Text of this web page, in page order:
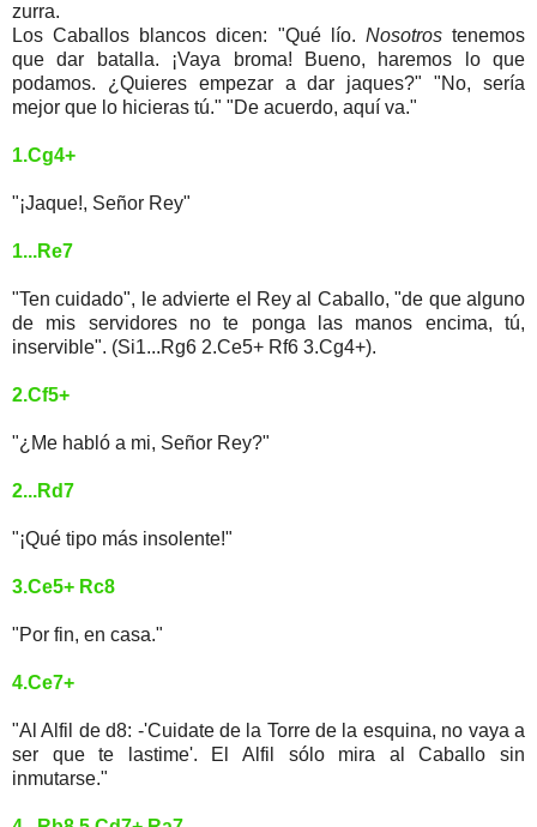
zurra.
Los Caballos blancos dicen: "Qué lío. Nosotrostenemos
que dar batalla. ¡Vaya broma! Bueno, haremos lo que
podamos. ¿Quieres empezar a dar jaques?" "No, sería
mejor que lo hicieras tú." "De acuerdo, aquí va."
1.Cg4+
"¡Jaque!, Señor Rey"
1...Re7
"Ten cuidado", le advierte el Rey al Caballo, "de que alguno
de mis servidores no te ponga las manos encima, tú,
inservible". (Si1...Rg6 2.Ce5+ Rf6 3.Cg4+).
2.Cf5+
"¿Me habló a mi, Señor Rey?"
2...Rd7
"¡Qué tipo más insolente!"
3.Ce5+ Rc8
"Por fin, en casa."
4.Ce7+
"Al Alfil de d8: -'Cuidate de la Torre de la esquina, no vaya a
ser que te lastime'. El Alfil sólo mira al Caballo sin
inmutarse."